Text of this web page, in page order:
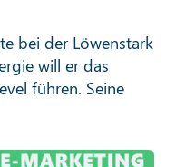
bei der Löwenstark
will er das
führen. Seine